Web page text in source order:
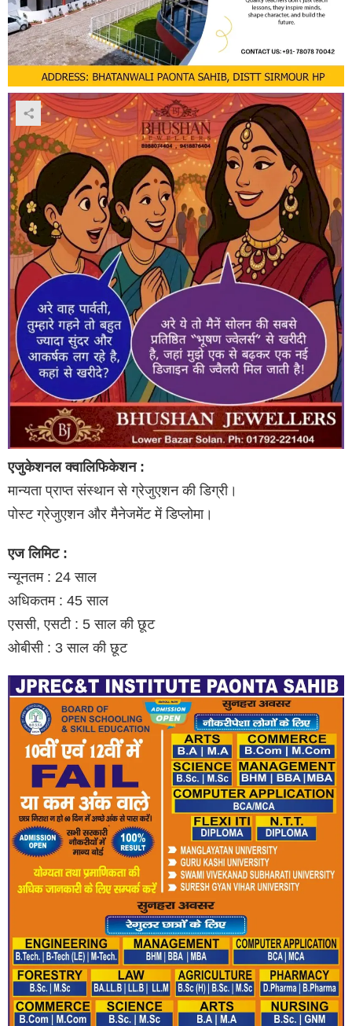
एजुकेशनल क्वालिफिकेशन :
मान्यता प्राप्त संस्थान से ग्रेजुएशन की डिग्री।
पोस्ट ग्रेजुएशन और मैनेजमेंट में डिप्लोमा।
एज लिमिट :
न्यूनतम : 24 साल
अधिकतम : 45 साल
एससी, एसटी : 5 साल की छूट
ओबीसी : 3 साल की छूट